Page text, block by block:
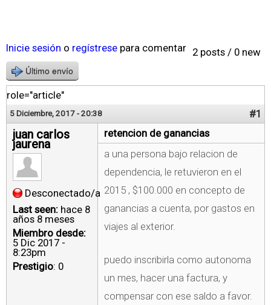
2 posts / 0 new
Inicie sesión o regístrese para comentar
Último envío
role="article"
5 Diciembre, 2017 - 20:38 #1
juan carlos
jaurena
Desconectado/a
Last seen: hace 8
años 8 meses
Miembro desde:
5 Dic 2017 -
8:23pm
Prestigio: 0
retencion de ganancias
a una persona bajo relacion de
dependencia, le retuvieron en el
2015 , $100.000 en concepto de
ganancias a cuenta, por gastos en
viajes al exterior.
puedo inscribirla como autonoma
un mes, hacer una factura, y
compensar con ese saldo a favor.